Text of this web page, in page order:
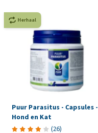
Herhaal
Puur Parasitus - Capsules -
Hond en Kat
(26)